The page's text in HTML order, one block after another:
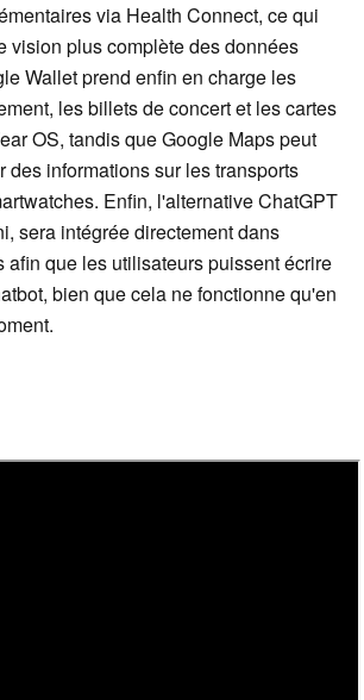
via Health Connect, ce qui
vision plus complète des données
Wallet prend enfin en charge les
les billets de concert et les cartes
OS, tandis que Google Maps peut
des informations sur les transports
Enfin, l'alternative ChatGPT
sera intégrée directement dans
afin que les utilisateurs puissent écrire
bien que cela ne fonctionne qu'en